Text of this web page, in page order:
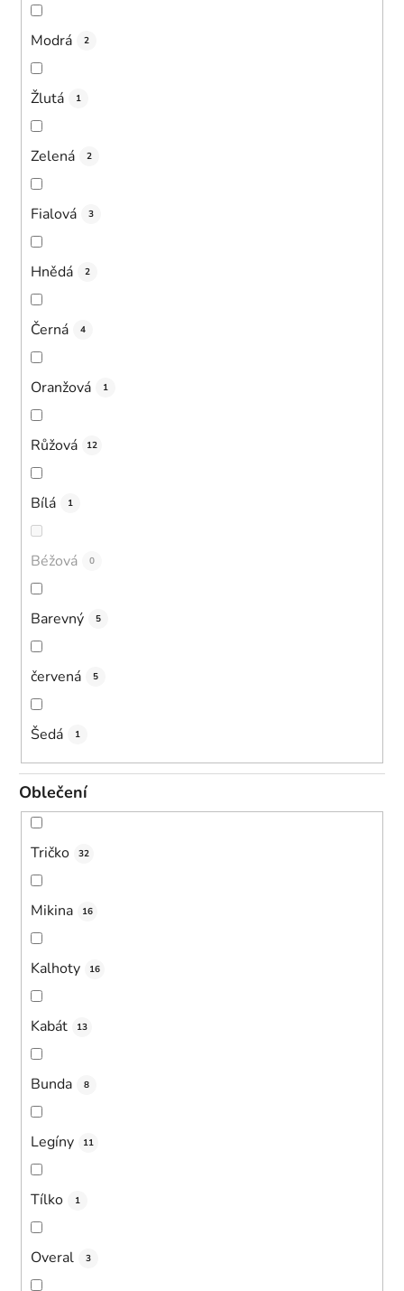
Modrá 2
Žlutá 1
Zelená 2
Fialová 3
Hnědá 2
Černá 4
Oranžová 1
Růžová 12
Bílá 1
Béžová 0
Barevný 5
červená 5
Šedá 1
Oblečení
Tričko 32
Mikina 16
Kalhoty 16
Kabát 13
Bunda 8
Legíny 11
Tílko 1
Overal 3